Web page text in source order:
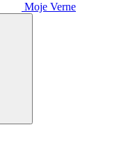
Moje Verne